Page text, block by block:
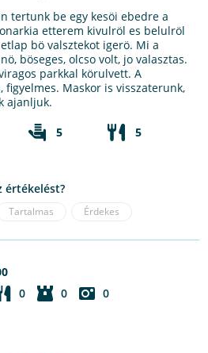
tertunk be egy kesöi ebedre a
etterem kivulröl es belulröl
bö valsztekot igerö. Mi a
böseges, olcso volt, jo valasztas.
parkkal körulvett. A
figyelmes. Maskor is visszaterunk,
ajanljuk.
5
5
értékelést?
Tartalmas Érdekes
0 0 0